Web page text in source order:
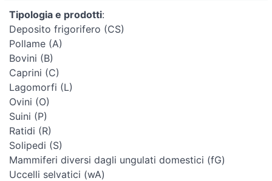
Tipologia e prodotti:
Deposito frigorifero (CS)
Pollame (A)
Bovini (B)
Caprini (C)
Lagomorfi (L)
Ovini (O)
Suini (P)
Ratidi (R)
Solipedi (S)
Mammiferi diversi dagli ungulati domestici (fG)
Uccelli selvatici (wA)